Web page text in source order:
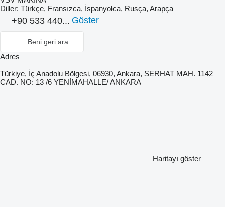
Diller: Türkçe, Fransızca, İspanyolca, Rusça, Arapça
+90 533 440... Göster
Beni geri ara
Adres
Türkiye, İç Anadolu Bölgesi, 06930, Ankara, SERHAT MAH. 1142
CAD. NO: 13 /6 YENİMAHALLE/ ANKARA
Haritayı göster